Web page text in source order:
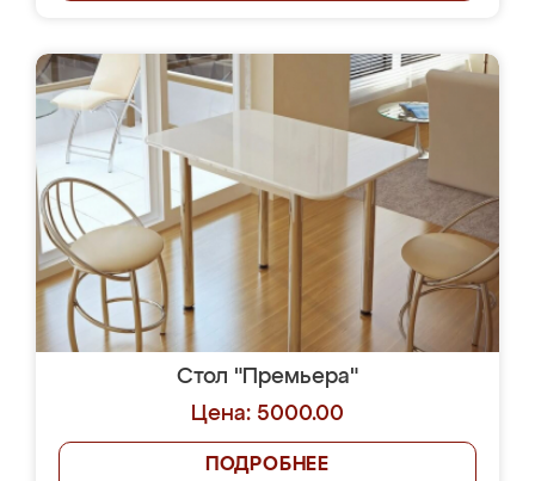
Стол "Премьера"
Цена: 5000.00
ПОДРОБНЕЕ